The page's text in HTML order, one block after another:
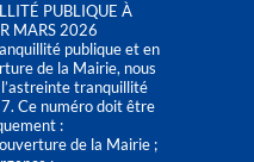
PUBLIQUE À
MARS 2026
publique et en
de la Mairie, nous
tranquillité
Ce numéro doit être
:
de la Mairie ;